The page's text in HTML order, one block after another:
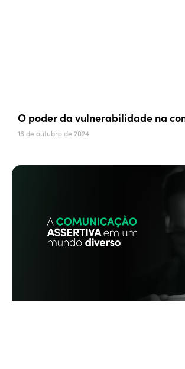
O poder da vulnerabilidade na
16 de outubro de 2024